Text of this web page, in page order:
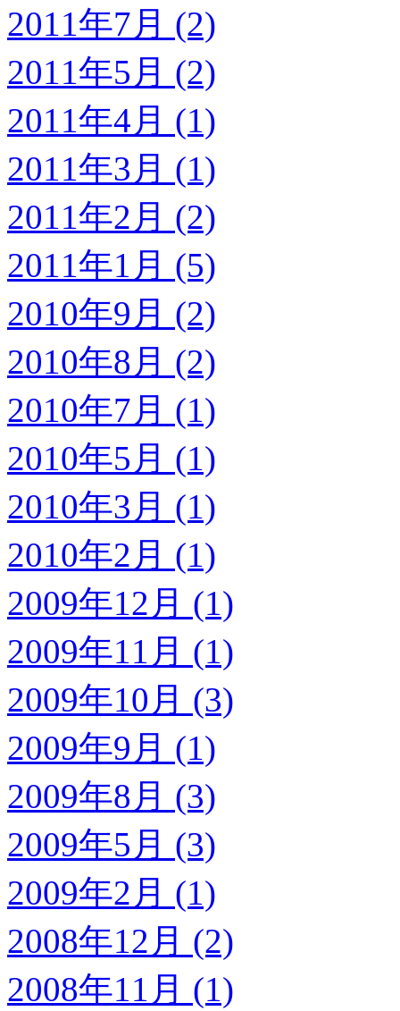
2011年7月 (2)
2011年5月 (2)
2011年4月 (1)
2011年3月 (1)
2011年2月 (2)
2011年1月 (5)
2010年9月 (2)
2010年8月 (2)
2010年7月 (1)
2010年5月 (1)
2010年3月 (1)
2010年2月 (1)
2009年12月 (1)
2009年11月 (1)
2009年10月 (3)
2009年9月 (1)
2009年8月 (3)
2009年5月 (3)
2009年2月 (1)
2008年12月 (2)
2008年11月 (1)